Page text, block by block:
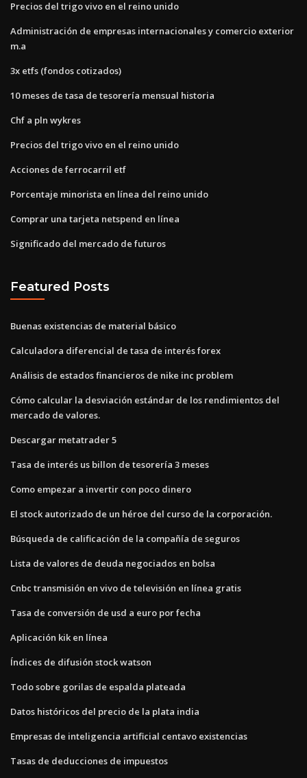
Precios del trigo vivo en el reino unido
Administración de empresas internacionales y comercio exterior
m.a
3x etfs (fondos cotizados)
10 meses de tasa de tesorería mensual historia
Chf a pln wykres
Precios del trigo vivo en el reino unido
Acciones de ferrocarril etf
Porcentaje minorista en línea del reino unido
Comprar una tarjeta netspend en línea
Significado del mercado de futuros
Featured Posts
Buenas existencias de material básico
Calculadora diferencial de tasa de interés forex
Análisis de estados financieros de nike inc problem
Cómo calcular la desviación estándar de los rendimientos del
mercado de valores.
Descargar metatrader 5
Tasa de interés us billon de tesorería 3 meses
Como empezar a invertir con poco dinero
El stock autorizado de un héroe del curso de la corporación.
Búsqueda de calificación de la compañía de seguros
Lista de valores de deuda negociados en bolsa
Cnbc transmisión en vivo de televisión en línea gratis
Tasa de conversión de usd a euro por fecha
Aplicación kik en línea
Índices de difusión stock watson
Todo sobre gorilas de espalda plateada
Datos históricos del precio de la plata india
Empresas de inteligencia artificial centavo existencias
Tasas de deducciones de impuestos